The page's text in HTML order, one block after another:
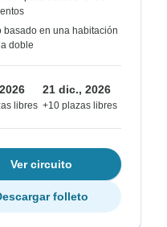
basado en una habitación
doble
libres
21 dic., 2026
+10 plazas libres
Ver circuito
folleto